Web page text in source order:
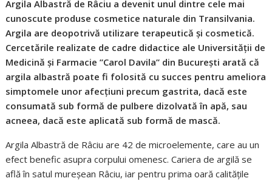
Argila Albastră de Râciu a devenit unul dintre cele mai
cunoscute produse cosmetice naturale din Transilvania.
Argila are deopotrivă utilizare terapeutică și cosmetică.
Cercetările realizate de cadre didactice ale Universității de
Medicină și Farmacie ”Carol Davila” din București arată că
argila albastră poate fi folosită cu succes pentru ameliora
simptomele unor afecțiuni precum gastrita, dacă este
consumată sub formă de pulbere dizolvată în apă, sau
acneea, dacă este aplicată sub formă de mască.
Argila Albastră de Râciu are 42 de microelemente, care au un
efect benefic asupra corpului omenesc. Cariera de argilă se
află în satul mureșean Râciu, iar pentru prima oară calitățile